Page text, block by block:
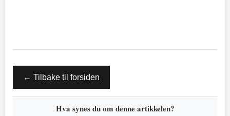
← Tilbake til forsiden
Hva synes du om denne artikkelen?